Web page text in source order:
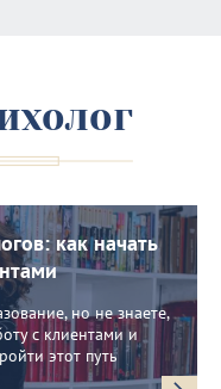
как начать
но не знаете,
с клиентами и
этот путь